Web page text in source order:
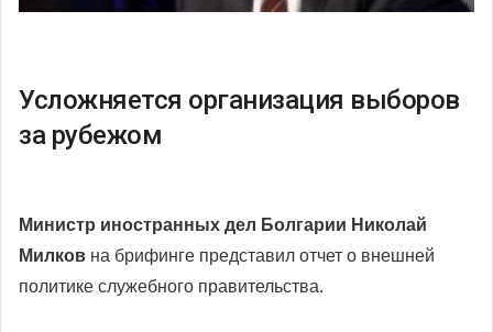
Усложняется организация выборов
за рубежом
Министр иностранных дел Болгарии Николай
Милков на брифинге представил отчет о внешней
политике служебного правительства.